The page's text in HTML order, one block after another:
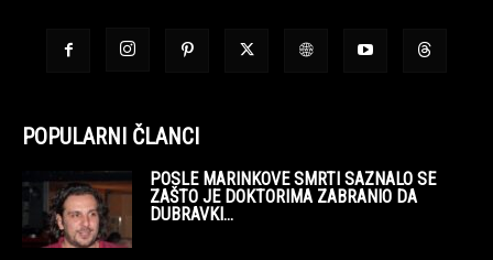
POPULARNI ČLANCI
POSLE MARINKOVE SMRTI SAZNALO SE
ZAŠTO JE DOKTORIMA ZABRANIO DA
DUBRAVKI...